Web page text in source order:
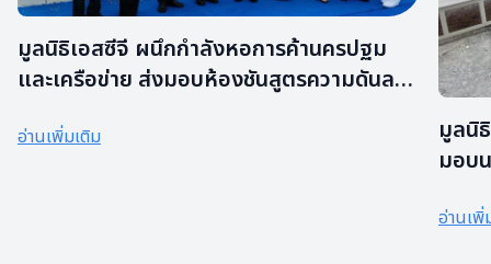
มูลนิธิเอสซีจี ผนึกกำลังหอการค้านครปฐม
และเครือข่าย ส่งมอบห้องชันสูตรความดันลบ
รพ.นครปฐม
อ่านเพิ่มเติม
มูลนิ
มอบ
บาท
อ่านเพิ่